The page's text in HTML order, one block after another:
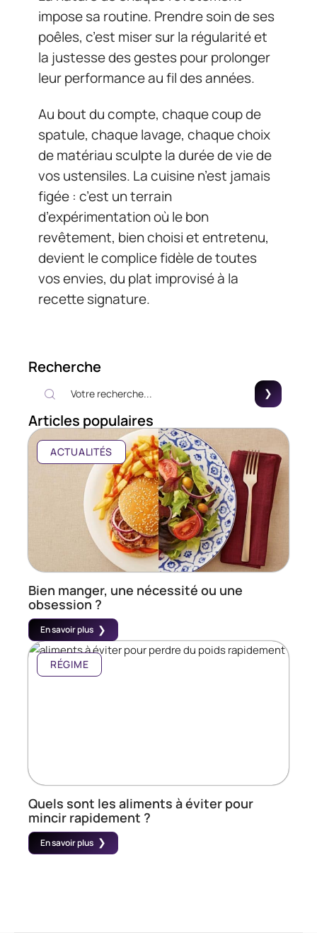
impose sa routine. Prendre soin de ses
poêles, c’est miser sur la régularité et
la justesse des gestes pour prolonger
leur performance au fil des années.
Au bout du compte, chaque coup de
spatule, chaque lavage, chaque choix
de matériau sculpte la durée de vie de
vos ustensiles. La cuisine n’est jamais
figée : c’est un terrain
d’expérimentation où le bon
revêtement, bien choisi et entretenu,
devient le complice fidèle de toutes
vos envies, du plat improvisé à la
recette signature.
Recherche
Articles populaires
ACTUALITÉS
Bien manger, une nécessité ou une
obsession ?
En savoir plus
RÉGIME
Quels sont les aliments à éviter pour
mincir rapidement ?
En savoir plus